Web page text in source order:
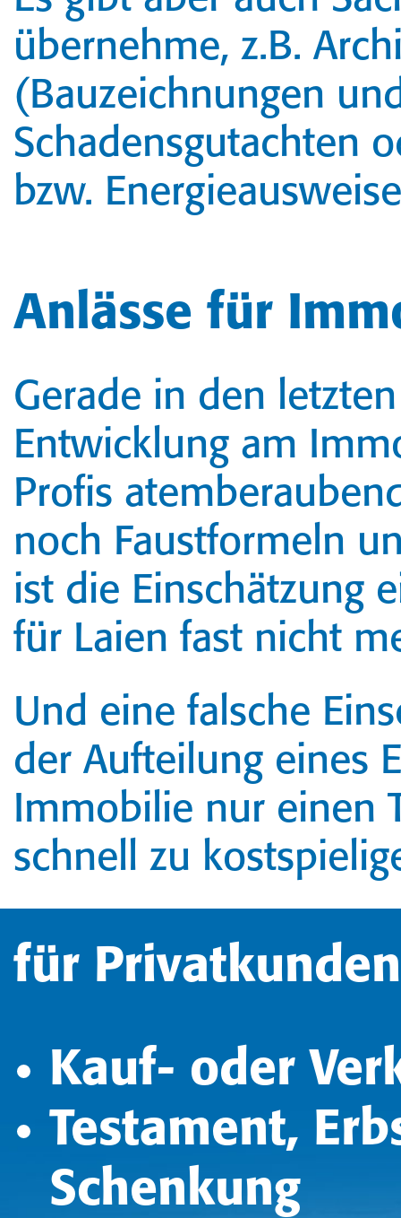
übernehme, z.B.
(Bauzeichnungen
Schadensgutachten
bzw.
Anlässe für
Gerade in den
Entwicklung am
Profis
noch Faust­formeln
ist die Einschätzung
für Laien fast nicht
Und eine falsche
der Aufteilung eines
Immobilie nur einen
schnell zu
für Privatkunden
Kauf- oder
Testament,
Schenkung